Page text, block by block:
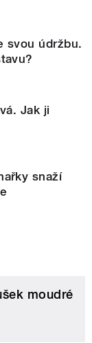
svou údržbu.
Jak ji
snaží
moudré